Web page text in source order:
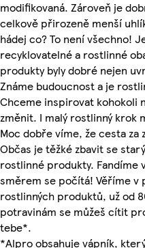
modifikovaná. Zároveň je
celkově přirozeně menší
hádej co? To není všechno!
recyklovatelné a rostlinné
produkty byly dobré nejen
Známe budoucnost a je
Chceme inspirovat kohokoli
změnit. I malý rostlinný krok
Moc dobře víme, že cesta
Občas je těžké zbavit se
rostlinné produkty. Fandíme
směrem se počítá! Věříme v
rostlinných produktů, už od
potravinám se můžeš cítit
tebe*.
*Alpro obsahuje vápník,